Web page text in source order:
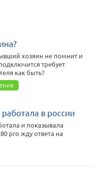
хозяин не помнит и
требует
как быть?
в россии
и показывала
pro жду ответа на